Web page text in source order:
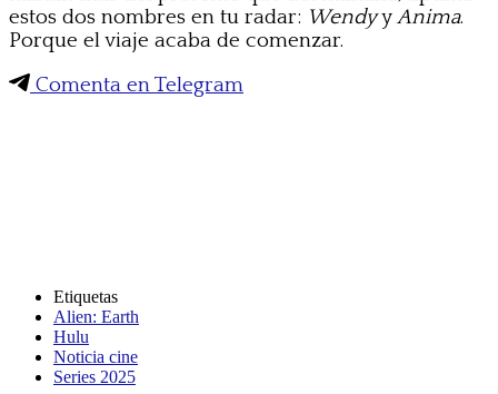
estos dos nombres en tu radar: WendyyAnima.
Porque el viaje acaba de comenzar.
Comenta en Telegram
Etiquetas
Alien: Earth
Hulu
Noticia cine
Series 2025